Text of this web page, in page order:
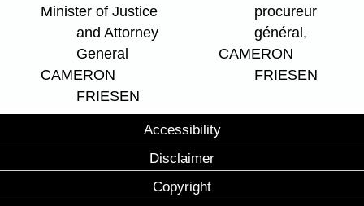
Minister of Justice
and Attorney
General
CAMERON
FRIESEN
procureur
général,
CAMERON
FRIESEN
Accessibility
Disclaimer
Copyright